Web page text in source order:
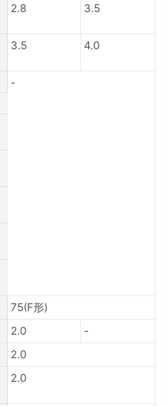
2.8 3.5
3.5 4.0
-
75(F形)
2.0
-
2.0
2.0